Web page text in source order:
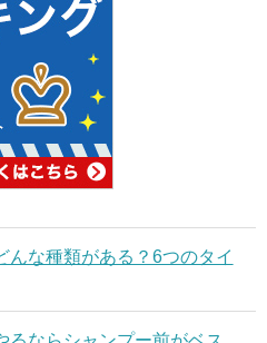
んな種類がある？6つのタイ